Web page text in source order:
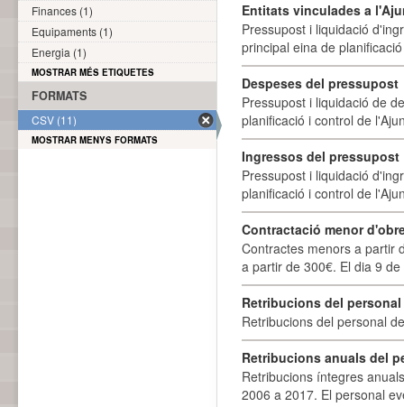
Entitats vinculades a
Pressupost i liquidació
principal eina de
Despeses del pressupost
Pressupost i liquidació de
planificació i control de
Ingressos del pressupost
Pressupost i liquidació
planificació i control de
Contractació menor
Contractes menors a partir
a partir de 300€. El dia 9
Retribucions del
Retribucions del personal
Retribucions anuals del
Retribucions íntegres
2006 a 2017. El personal
Finances (1)
Equipaments (1)
Energia (1)
MOSTRAR MÉS ETIQUETES
FORMATS
CSV (11)
MOSTRAR MENYS FORMATS